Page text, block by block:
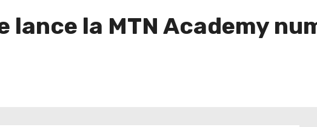
lance la MTN Academy